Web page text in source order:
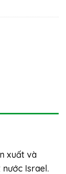
xuất và
Israel.